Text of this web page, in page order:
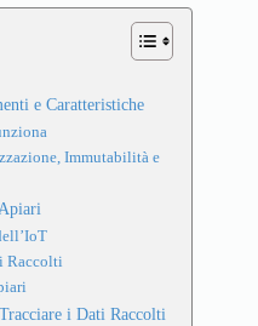
e Caratteristiche
Immutabilità e
Raccolti
i Dati Raccolti